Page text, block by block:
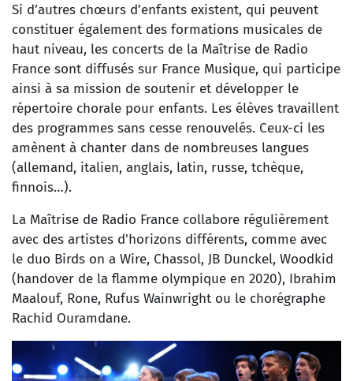
Si d’autres chœurs d’enfants existent, qui peuvent
constituer également des formations musicales de
haut niveau, les concerts de la Maîtrise de Radio
France sont diffusés sur France Musique, qui participe
ainsi à sa mission de soutenir et développer le
répertoire chorale pour enfants. Les élèves travaillent
des programmes sans cesse renouvelés. Ceux-ci les
amènent à chanter dans de nombreuses langues
(allemand, italien, anglais, latin, russe, tchèque,
finnois…).
La Maîtrise de Radio France collabore régulièrement
avec des artistes d'horizons différents, comme avec
le duo Birds on a Wire, Chassol, JB Dunckel, Woodkid
(handover de la flamme olympique en 2020), Ibrahim
Maalouf, Rone, Rufus Wainwright ou le chorégraphe
Rachid Ouramdane.